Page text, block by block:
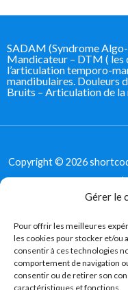
Gérer le
Pour offrir les meilleures
les cookies pour stocker et/ou
consentir à ces technologies
comportement de navigation
consentir ou de retirer son
caractéristiques et fonctions.
SADAM (Syndrome
Mandicateur – DTM ( les
l’articulation temporo-
mandibulaires. Douleurs
Bruits – Articulation de
Copyright © 2026
Politique de
Mis en place par ATM